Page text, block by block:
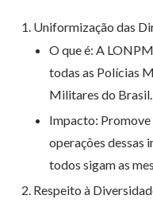
Uniformização das
O que é: A
todas as Polícias
Militares do Brasil.
Impacto: Promove
operações dessas
todos sigam as
Respeito à